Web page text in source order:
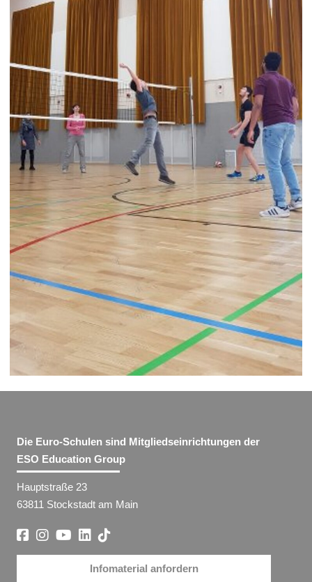
Die Euro-Schulen sind Mitgliedseinrichtungen der
ESO Education Group
Hauptstraße 23
63811 Stockstadt am Main
Infomaterial anfordern